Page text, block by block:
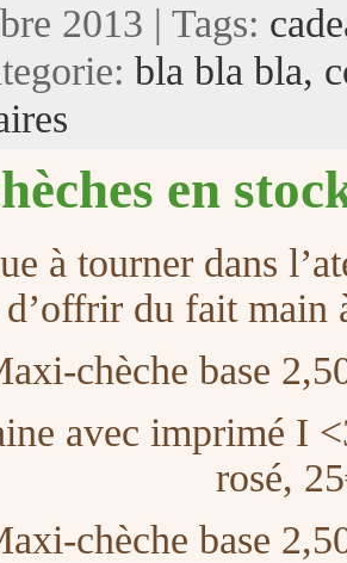
2013 | Tags:
bla bla bla,
en
à tourner dans
d’offrir du fait main
chèche base
avec imprimé I
rosé,
chèche base